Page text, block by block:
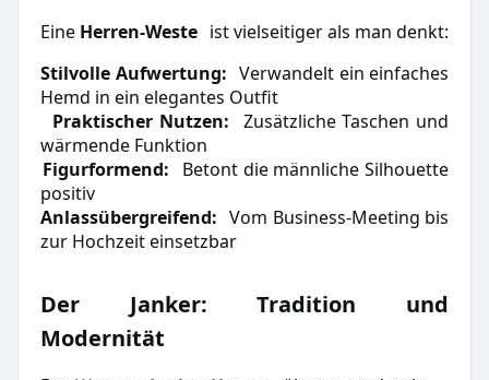
Eine Herren-Weste ist vielseitiger als man denkt:
Stilvolle Aufwertung: Verwandelt ein einfaches
Hemd in ein elegantes Outfit
Praktischer Nutzen:
Zusätzliche Taschen und
wärmende Funktion
Figurformend:
Betont die männliche Silhouette
positiv
Anlassübergreifend: Vom Business-Meeting bis
zur Hochzeit einsetzbar
Der Janker: Tradition und
Modernität